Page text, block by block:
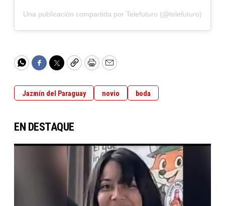
Una publicación compartida por Telefuturo (@telefuturo)
WhatsApp
Facebook
TwitterCopyPrintEmail
Jazmín del Paraguay novio boda
EN DESTAQUE